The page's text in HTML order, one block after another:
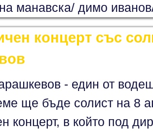
манавска/ димо
концерт със
- един от
ще бъде солист на 8
концерт, в който под